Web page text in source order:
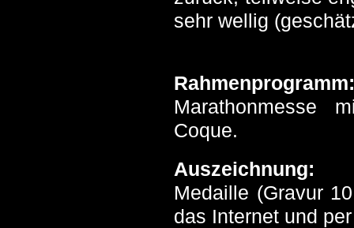
sehr wellig
Rahmenprogramm:
Marathonmesse
Coque.
Auszeichnung:
Medaille (Gravur
das Internet und